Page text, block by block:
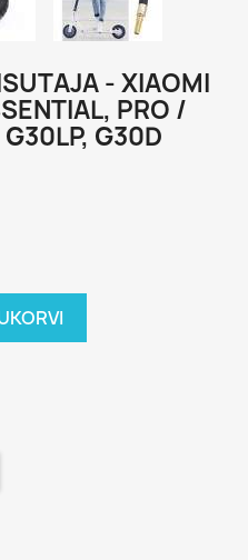
- XIAOMI
PRO /
G30D